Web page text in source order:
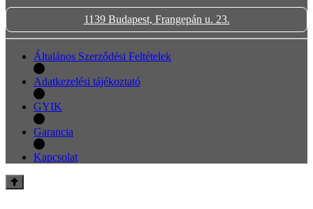
1139 Budapest, Frangepán u. 23.
Általános Szerződési Feltételek
Adatkezelési tájékoztató
GYIK
Garancia
Kapcsolat